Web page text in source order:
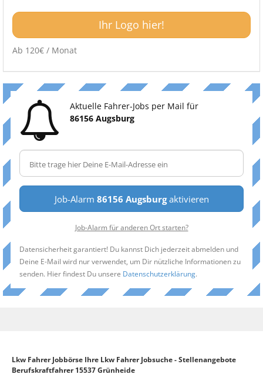
Ihr Logo hier!
Ab 120€ / Monat
Aktuelle Fahrer-Jobs per Mail für
86156 Augsburg
Job-Alarm 86156 Augsburgaktivieren
Job-Alarm für anderen Ort starten?
Datensicherheit garantiert! Du kannst Dich jederzeit abmelden und
Deine E-Mail wird nur verwendet, um Dir nützliche Informationen zu
senden. Hier findest Du unsere Datenschutzerklärung.
Lkw Fahrer Jobbörse Ihre Lkw Fahrer Jobsuche - Stellenangebote
Berufskraftfahrer 15537 Grünheide